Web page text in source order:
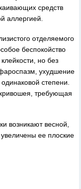
средств
аллергией.
отделяемого
беспокойство
но без
ухудшение
степени.
требующая
возникают весной,
ее плоские